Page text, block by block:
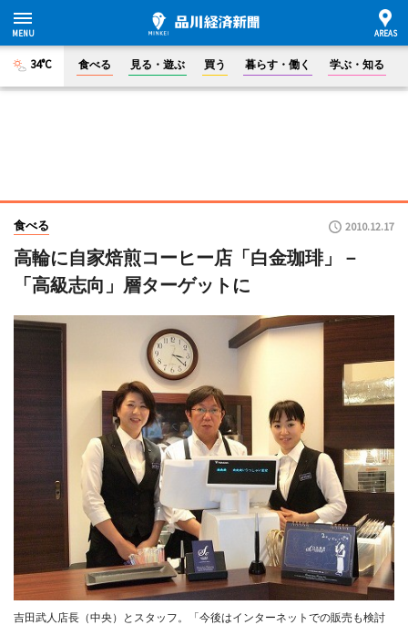
34°C 食べる 見る・遊ぶ 買う 暮らす・働く 学ぶ・知る
食べる 2010.12.17
高輪に自家焙煎コーヒー店「白金珈琲」－
「高級志向」層ターゲットに
吉田武人店長（中央）とスタッフ。「今後はインターネットでの販売も検討